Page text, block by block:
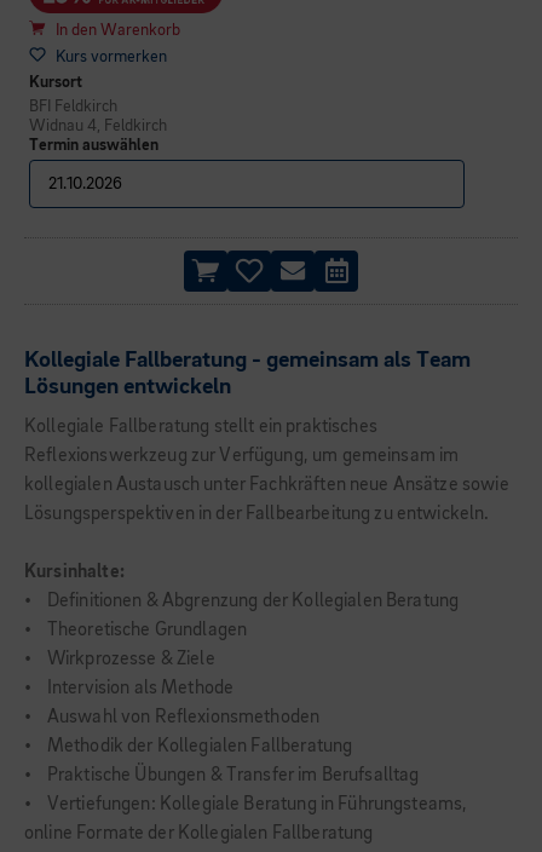
In den Warenkorb
Kurs vormerken
Kursort
BFI Feldkirch
Widnau 4, Feldkirch
Termin auswählen
Kollegiale Fallberatung - gemeinsam als Team
Lösungen entwickeln
Kollegiale Fallberatung stellt ein praktisches
Reflexionswerkzeug zur Verfügung, um gemeinsam im
kollegialen Austausch unter Fachkräften neue Ansätze sowie
Lösungsperspektiven in der Fallbearbeitung zu entwickeln.
Kursinhalte:
• Definitionen & Abgrenzung der Kollegialen Beratung
• Theoretische Grundlagen
• Wirkprozesse & Ziele
• Intervision als Methode
• Auswahl von Reflexionsmethoden
• Methodik der Kollegialen Fallberatung
• Praktische Übungen & Transfer im Berufsalltag
• Vertiefungen: Kollegiale Beratung in Führungsteams,
online Formate der Kollegialen Fallberatung